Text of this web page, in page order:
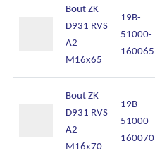
Bout ZK
D931 RVS
A2
M16x65
19B-
51000-
160065
Bout ZK
D931 RVS
A2
M16x70
19B-
51000-
160070